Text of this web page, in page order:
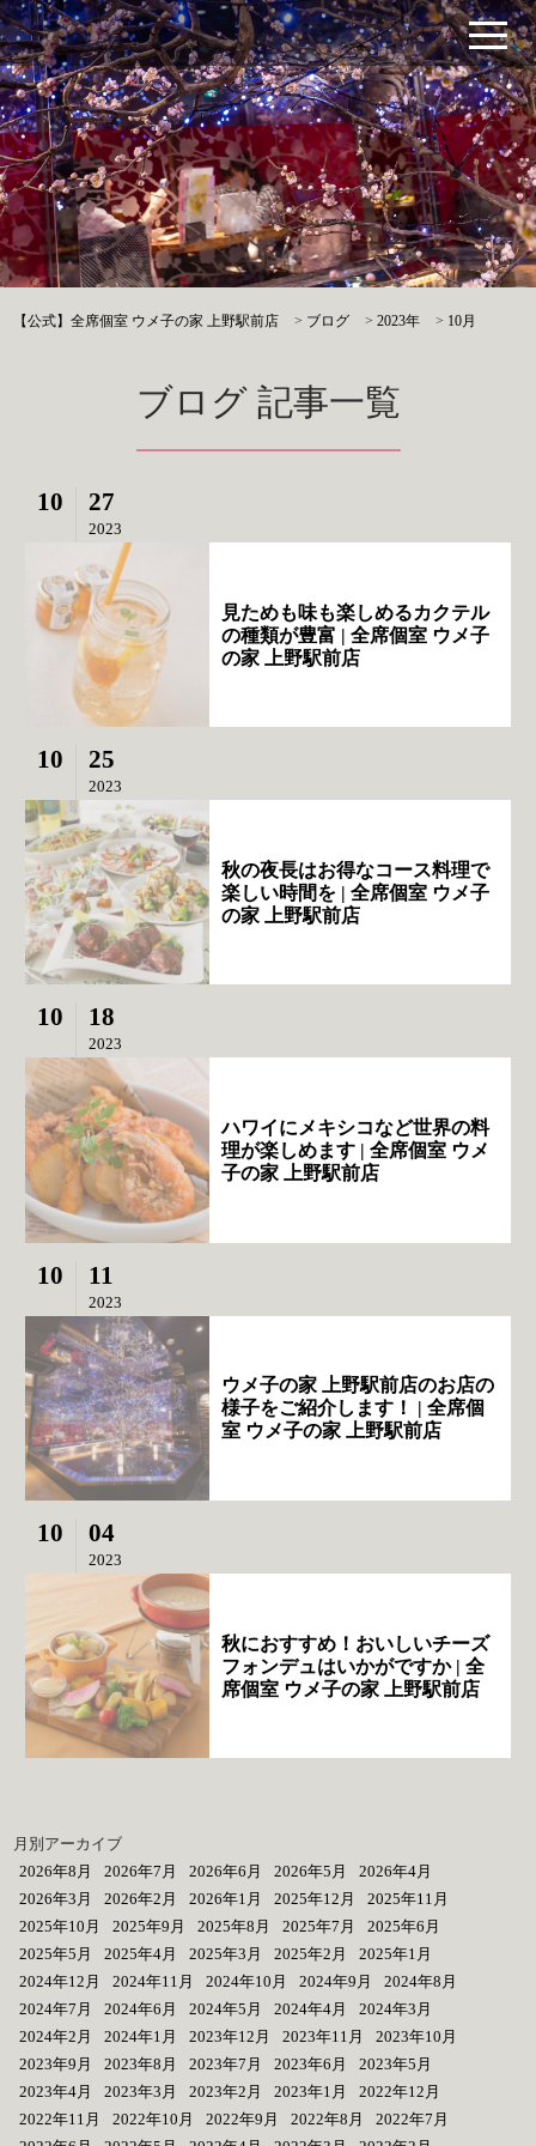
【公式】全席個室 ウメ子の家 上野駅前店 > ブログ >2023年 > 10月
ブログ 記事一覧
10 27
2023
見ためも味も楽しめるカクテル
の種類が豊富 | 全席個室 ウメ子
の家 上野駅前店
10 25
2023
秋の夜長はお得なコース料理で
楽しい時間を | 全席個室 ウメ子
の家 上野駅前店
10 18
2023
ハワイにメキシコなど世界の料
理が楽しめます | 全席個室 ウメ
子の家 上野駅前店
10 11
2023
ウメ子の家 上野駅前店のお店の
様子をご紹介します！ | 全席個
室 ウメ子の家 上野駅前店
10 04
2023
秋におすすめ！おいしいチーズ
フォンデュはいかがですか | 全
席個室 ウメ子の家 上野駅前店
月別アーカイブ
2026年8月
2026年7月 2026年6月 2026年5月
2026年4月
2026年3月
2026年2月 2026年1月 2025年12月
2025年11月
2025年10月
2025年9月 2025年8月 2025年7月
2025年6月
2025年5月
2025年4月 2025年3月 2025年2月
2025年1月
2024年12月
2024年11月 2024年10月 2024年9月
2024年8月
2024年7月
2024年6月 2024年5月 2024年4月
2024年3月
2024年2月
2024年1月 2023年12月 2023年11月
2023年10月
2023年9月
2023年8月 2023年7月 2023年6月
2023年5月
2023年4月
2023年3月 2023年2月 2023年1月
2022年12月
2022年11月
2022年10月 2022年9月 2022年8月
2022年7月